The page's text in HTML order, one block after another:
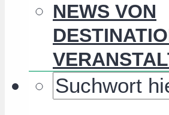
NEWS VON